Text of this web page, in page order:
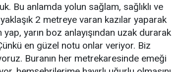
Bu anlamda yolun sağlam, sağlıklı ve
2 metreye varan kazılar yaparak
yarın boz anlayışından uzak durarak
en güzel notu onlar veriyor. Biz
Buranın her metrekaresinde emeği